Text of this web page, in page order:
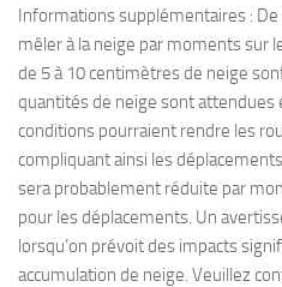
Informations supplémentaires :
mêler à la neige par moments sur
de 5 à 10 centimètres de neige
quantités de neige sont attendues
conditions pourraient rendre les
compliquant ainsi les
sera probablement réduite par
pour les déplacements. Un
lorsqu’on prévoit des impacts
accumulation de neige. Veuillez